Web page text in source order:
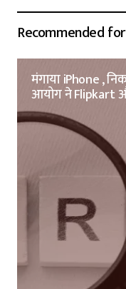
Recommended
मंगाया iPhone ,
आयोग ने Flipkart और